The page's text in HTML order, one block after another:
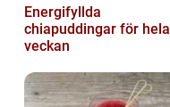
Energifyllda
chiapuddingar för hela
veckan